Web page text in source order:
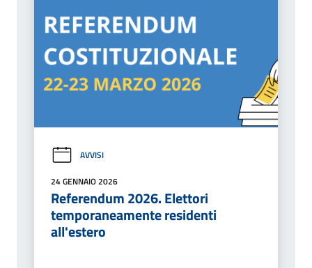
AVVISI
24 GENNAIO 2026
Referendum 2026. Elettori
temporaneamente residenti
all'estero